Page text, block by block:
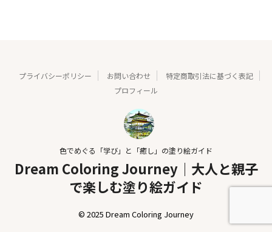
プライバシーポリシー お問い合わせ
特定商取引法に基づく表記
プロフィール
色でめぐる「学び」と「癒し」の塗り絵ガイド
Dream Coloring Journey｜大人と親子
で楽しむ塗り絵ガイド
© 2025 Dream Coloring Journey